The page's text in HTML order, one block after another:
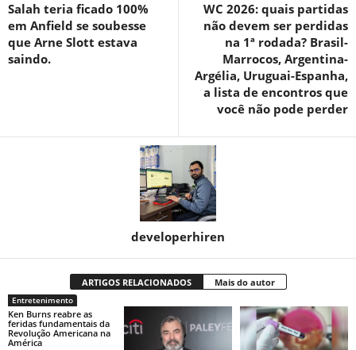
Salah teria ficado 100%
em Anfield se soubesse
que Arne Slott estava
saindo.
WC 2026: quais partidas
não devem ser perdidas
na 1ª rodada? Brasil-
Marrocos, Argentina-
Argélia, Uruguai-Espanha,
a lista de encontros que
você não pode perder
developerhiren
ARTIGOS RELACIONADOS Mais do autor
Entretenimento
Ken Burns reabre as
feridas fundamentais da
Revolução Americana na
América